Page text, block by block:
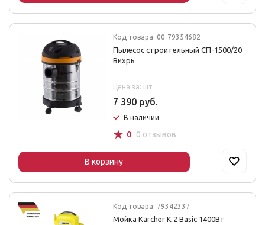
Код товара: 00-79354682
Пылесос строительный СП-1500/20
Вихрь
Цена за: шт
7 390 руб.
В наличии
☆ 0 0 отзывов
В корзину
Код товара: 79342337
Мойка Karcher K 2 Basic 1400Вт